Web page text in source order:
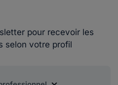
pour recevoir les
selon votre profil